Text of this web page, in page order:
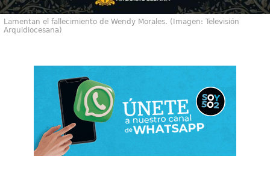
Lamentan el fallecimiento de Wendy Morales. (Imagen: Televisión
Arquidiocesana)